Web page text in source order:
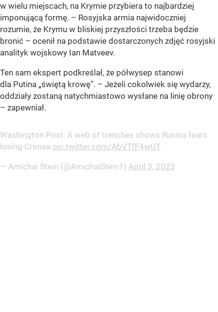
w wielu miejscach, na Krymie przybiera to najbardziej
imponującą formę. – Rosyjska armia najwidoczniej
rozumie, że Krymu w bliskiej przyszłości trzeba będzie
bronić – ocenił na podstawie dostarczonych zdjęć rosyjski
analityk wojskowy Ian Matveev.
Ten sam ekspert podkreślał, że półwysep stanowi
dla Putina „świętą krowę”. – Jeżeli cokolwiek się wydarzy,
oddziały zostaną natychmiastowo wysłane na linię obrony
– zapewniał.
Washington Post: A web of trenches shows Russia fears
losing Crimea pic.twitter.com/AbVTfF4wUT
— Amichai Stein (@AmichaiStein1) April 3, 2023